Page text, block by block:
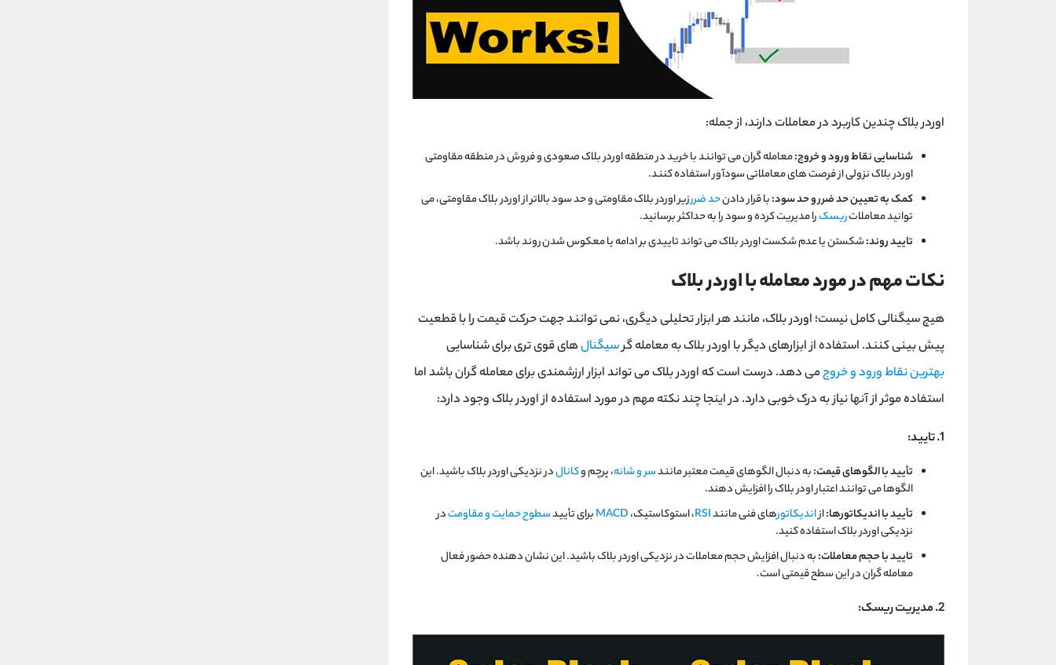
اوردر بلاک چندین کاربرد در معاملات دارند، از جمله:
شناسایی نقاط ورود و خروج:معامله گران می توانند با خرید در منطقه اوردر بلاک صعودی و فروش در منطقه مقاومتی
اوردر بلاک نزولی از فرصت های معاملاتی سودآور استفاده کنند.
کمک به تعیین حد ضرر و حد سود:با قرار دادنحد ضررزیر اوردر بلاک مقاومتی و حد سود بالاتر از اوردر بلاک مقاومتی، می
توانید معاملاتریسکرا مدیریت کرده و سود را به حداکثر برسانید.
تایید روند:شکستن یا عدم شکست اوردر بلاک می تواند تاییدی بر ادامه یا معکوس شدن روند باشد.
نکات مهم در مورد معامله با اوردر بلاک
هیچ سیگنالی کامل نیست؛ اوردر بلاک، مانند هر ابزار تحلیلی دیگری، نمی توانند جهت حرکت قیمت را با قطعیت
پیش بینی کنند. استفاده از ابزارهای دیگر با اوردر بلاک به معامله گرسیگنالهای قوی تری برای شناسایی
بهترین نقاط ورود و خروجمی دهد. درست است که اوردر بلاک می تواند ابزار ارزشمندی برای معامله گران باشد اما
استفاده موثر از آنها نیاز به درک خوبی دارد. در اینجا چند نکته مهم در مورد استفاده از اوردر بلاک وجود دارد:
1. تایید:
تأیید با الگوهای قیمت:به دنبال الگوهای قیمت معتبر مانندسر و شانه، پرچم وکانالدر نزدیکی اوردر بلاک باشید. این
الگوها می توانند اعتبار اودر بلاک را افزایش دهند.
تأیید با اندیکاتورها:ازاندیکاتورهای فنی مانندRSI، استوکاستیک،MACDبرای تأییدسطوح حمایت و مقاومتدر
نزدیکی اوردر بلاک استفاده کنید.
تایید با حجم معاملات:به دنبال افزایش حجم معاملات در نزدیکی اوردر بلاک باشید. این نشان دهنده حضور فعال
معامله گران در این سطح قیمتی است.
2. مدیریت ریسک: